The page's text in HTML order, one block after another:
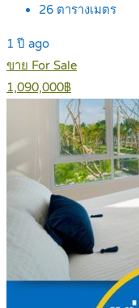
26 ตารางเมตร
1 ปี ago
ขาย For Sale
1,090,000฿